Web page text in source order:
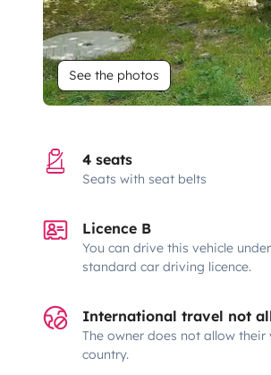
See the photos
4 seats
Seats with seat belts
Licence B
You can drive this vehicle
standard car driving licence.
International travel not
The owner does not allow their
country.